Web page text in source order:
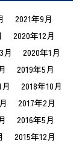
2021年9月
2020年12月
月
2020年1月
2019年5月
2018年10月
2017年2月
2016年5月
2015年12月